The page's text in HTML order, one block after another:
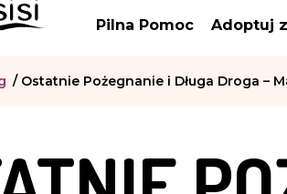
Pilna Pomoc Adoptuj
/ Ostatnie Pożegnanie i Długa Droga –